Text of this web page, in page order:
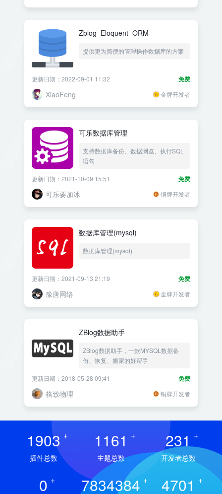
Zblog_Eloquent_ORM
提供更为简便的管理操作数据库的方案
免费
更新日期：2022-09-01 11:32
XiaoFeng 金牌开发者
可乐数据库管理
支持数据库备份、数据浏览、执行SQL
语句
免费
更新日期：2021-10-09 15:51
可乐要加冰 铜牌开发者
数据库管理(mysql)
数据库管理(mysql)
免费
更新日期：2021-09-13 21:19
豫唐网络 金牌开发者
ZBlog数据助手
ZBlog数据助手，一款MYSQL数据备
份、恢复、搬家的好帮手
免费
更新日期：2018-05-28 09:41
格致物理 铜牌开发者
1903 +
插件总数
1161 +
主题总数
231 +
开发者总数
0 + 7834384 + 4701 +